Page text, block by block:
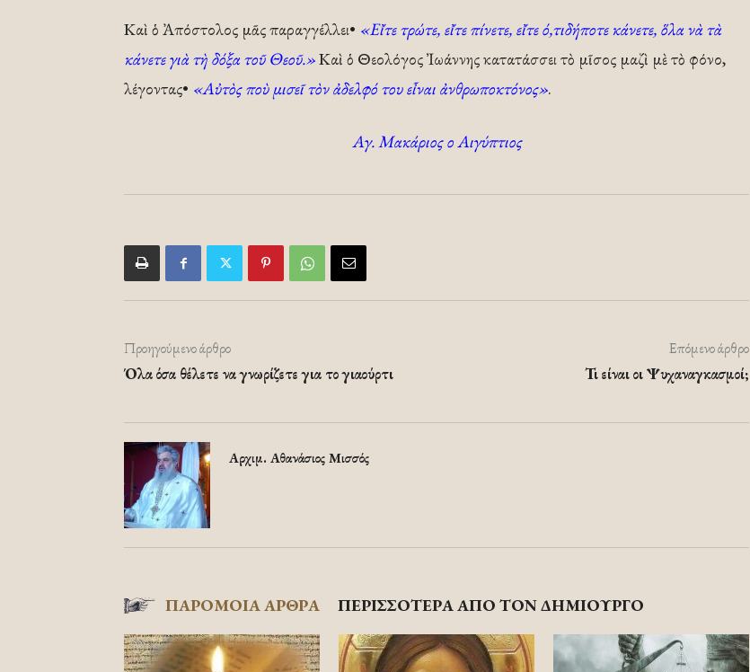
Καὶ ὁ Ἀπόστολος μᾶς παραγγέλλει• «Εἴτε τρώτε, εἴτε πίνετε, εἴτε ό,τιδήποτε κάνετε, ὅλα νὰ τὰ
κάνετε γιὰ τὴ δόξα τοῦ Θεοῦ.»Καὶ ὁ Θεολόγος Ἰωάννης κατατάσσει τὸ μῖσος μαζὶ μὲ τὸ φόνο,
λέγοντας• «Αὐτὸς ποὺ μισεῖ τὸν ἀδελφό του εἶναι ἀνθρωποκτόνος».
Αγ. Μακάριος ο Αιγύπτιος
Προηγούμενο άρθρο
Όλα όσα θέλετε να γνωρίζετε για το γιαούρτι
Επόμενο άρθρο
Τι είναι οι Ψυχαναγκασμοί;
Αρχιμ. Αθανάσιος Μισσός
ΠΑΡΟΜΟΙΑ ΑΡΘΡΑ ΠΕΡΙΣΣΟΤΕΡΑ ΑΠΟ ΤΟΝ ΔΗΜΙΟΥΡΓΟ